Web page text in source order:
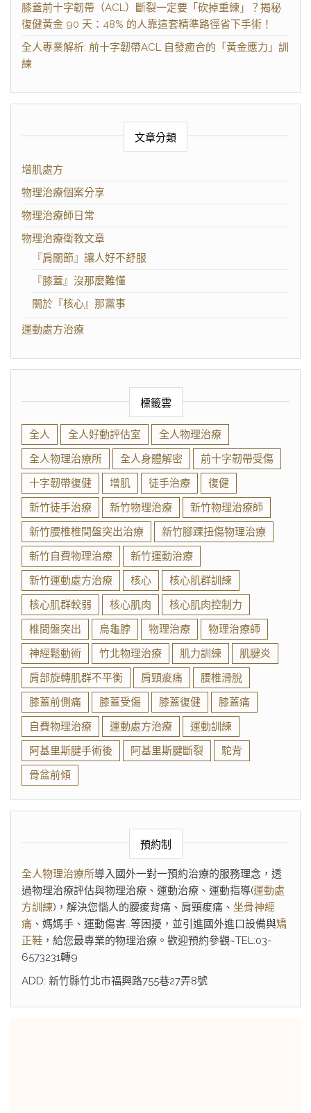
膝蓋前十字韌帶（ACL）斷裂一定要「砍掉重練」？揭秘
復健黃金 90 天：48% 的人靠這套精準路徑省下手術！
全人專業解析: 前十字韌帶ACL 自發癒合的「黃金應力」訓
練
文章分類
增肌處方
物理治療個案分享
物理治療師日常
物理治療衛教文章
『肩關節』讓人好不舒服
『膝蓋』沒那麼難懂
關於『核心』那黨事
運動處方治療
標籤雲
全人 全人好動評估室
全人物理治療
全人物理治療所
全人身體解密
前十字韌帶受傷
十字韌帶復健
增肌 徒手治療
復健
新竹徒手治療
新竹物理治療
新竹物理治療師
新竹腰椎椎間盤突出治療
新竹腳踝扭傷物理治療
新竹自費物理治療
新竹運動治療
新竹運動處方治療
核心
核心肌群訓練
核心肌群較弱
核心肌肉
核心肌肉控制力
椎間盤突出
烏龜脖 物理治療
物理治療師
神經鬆動術
竹北物理治療 肌力訓練
肌腱炎
肩部旋轉肌群不平衡
肩頸痠痛
腰椎滑脫
膝蓋前側痛
膝蓋受傷 膝蓋復健
膝蓋痛
自費物理治療
運動處方治療
運動訓練
阿基里斯腱手術後
阿基里斯腱斷裂
駝背
骨盆前傾
預約制
全人物理治療所導入國外一對一預約治療的服務理念，透
過物理治療評估與物理治療、運動治療、運動指導(運動處
方訓練)，解決您惱人的腰痠背痛、肩頸痠痛、 坐骨神經
痛 、媽媽手、運動傷害…等困擾，並引進國外進口設備與矯
正鞋 ，給您最專業的物理治療。歡迎預約參觀~TEL:03-
6573231轉9
ADD: 新竹縣竹北市福興路755巷27弄8號